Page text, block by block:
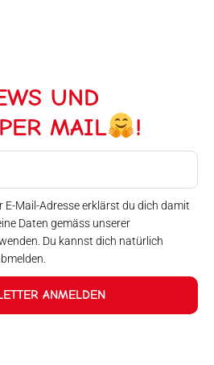
UND
MAIL
!
E-Mail-Adresse erklärst du dich damit
Daten gemäss unserer
Du kannst dich natürlich
ANMELDEN